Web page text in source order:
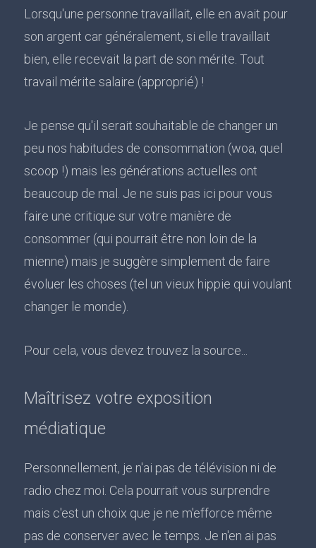
Lorsqu'une personne travaillait, elle en avait pour
son argent car généralement, si elle travaillait
bien, elle recevait la part de son mérite. Tout
travail mérite salaire (approprié) !
Je pense qu'il serait souhaitable de changer un
peu nos habitudes de consommation (woa, quel
scoop !) mais les générations actuelles ont
beaucoup de mal. Je ne suis pas ici pour vous
faire une critique sur votre manière de
consommer (qui pourrait être non loin de la
mienne) mais je suggère simplement de faire
évoluer les choses (tel un vieux hippie qui voulant
changer le monde).
Pour cela, vous devez trouvez la source...
Maîtrisez votre exposition
médiatique
Personnellement, je n'ai pas de télévision ni de
radio chez moi. Cela pourrait vous surprendre
mais c'est un choix que je ne m'efforce même
pas de conserver avec le temps. Je n'en ai pas